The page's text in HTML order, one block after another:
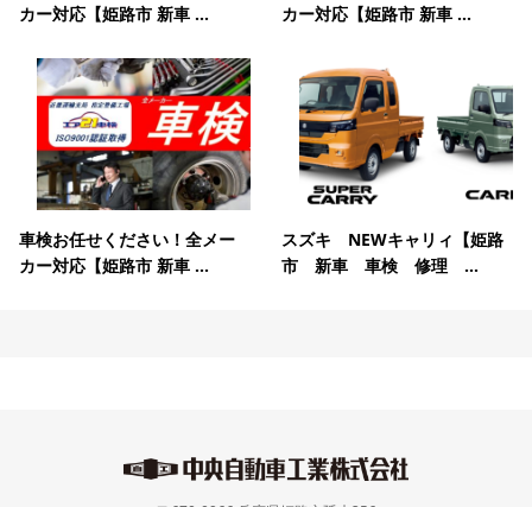
カー対応【姫路市 新車 ...
カー対応【姫路市 新車 ...
車検お任せください！全メー
カー対応【姫路市 新車 ...
スズキ NEWキャリィ【姫路
市 新車 車検 修理 ...